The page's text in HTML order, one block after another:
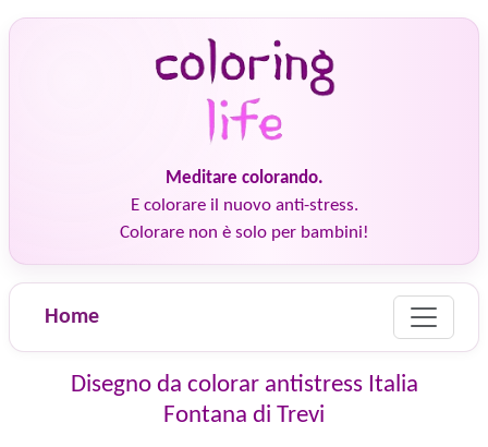
Meditare colorando.
E colorare il nuovo anti-stress.
Colorare non è solo per bambini!
Home
Disegno da colorar antistress Italia
Fontana di Trevi